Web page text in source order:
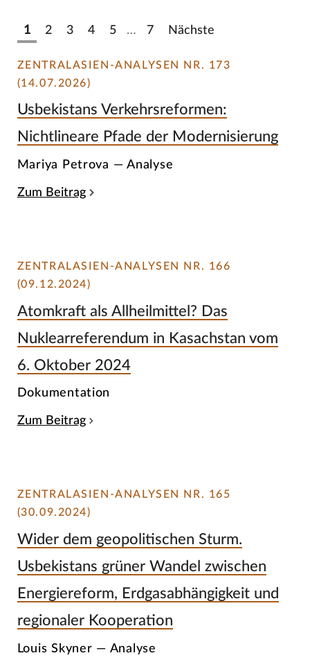
1 2 3 4 5 … 7 Nächste
ZENTRALASIEN-ANALYSEN NR. 173
(14.07.2026)
Usbekistans Verkehrsreformen:
Nichtlineare Pfade der Modernisierung
Mariya Petrova — Analyse
Zum Beitrag
ZENTRALASIEN-ANALYSEN NR. 166
(09.12.2024)
Atomkraft als Allheilmittel? Das
Nuklearreferendum in Kasachstan vom
6. Oktober 2024
Dokumentation
Zum Beitrag
ZENTRALASIEN-ANALYSEN NR. 165
(30.09.2024)
Wider dem geopolitischen Sturm.
Usbekistans grüner Wandel zwischen
Energiereform, Erdgasabhängigkeit und
regionaler Kooperation
Louis Skyner — Analyse